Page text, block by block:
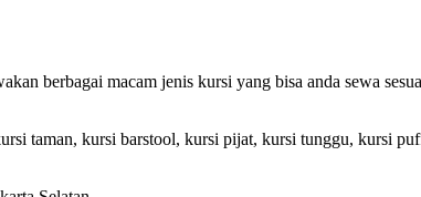
berbagai macam jenis kursi yang bisa anda sewa
taman, kursi barstool, kursi pijat, kursi tunggu, kursi